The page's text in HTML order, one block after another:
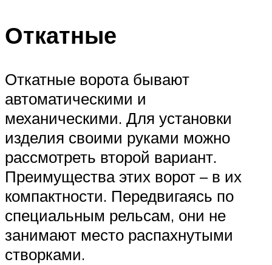
Откатные
Откатные ворота бывают
автоматическими и
механическими. Для установки
изделия своими руками можно
рассмотреть второй вариант.
Преимущества этих ворот – в их
компактности. Передвигаясь по
специальным рельсам, они не
занимают место распахнутыми
створками.